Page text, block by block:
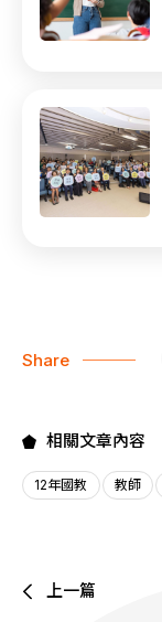
Share
相關文章內容
12年國教 教師
上一篇